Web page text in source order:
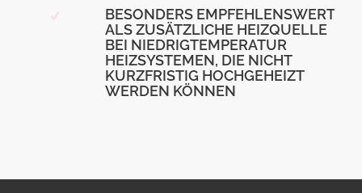
BESONDERS EMPFEHLENSWERT
ALS ZUSÄTZLICHE HEIZQUELLE
BEI NIEDRIGTEMPERATUR
HEIZSYSTEMEN, DIE NICHT
KURZFRISTIG HOCHGEHEIZT
WERDEN KÖNNEN